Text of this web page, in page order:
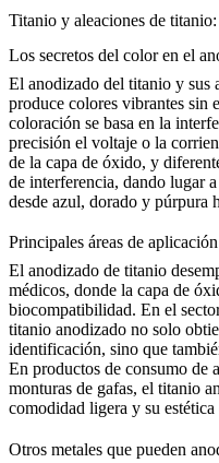
Titanio y aleaciones de
Los secretos del color en el
El anodizado del titanio y sus
produce colores vibrantes sin
coloración se basa en la
precisión el voltaje o la
de la capa de óxido, y
de interferencia, dando lugar
desde azul, dorado y púrpura
Principales áreas de aplicación
El anodizado de titanio
médicos, donde la capa de
biocompatibilidad. En el
titanio anodizado no solo
identificación, sino que
En productos de consumo de
monturas de gafas, el titanio
comodidad ligera y su
Otros metales que pueden